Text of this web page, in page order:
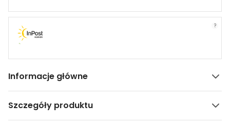
?
Informacje główne
Szczegóły produktu